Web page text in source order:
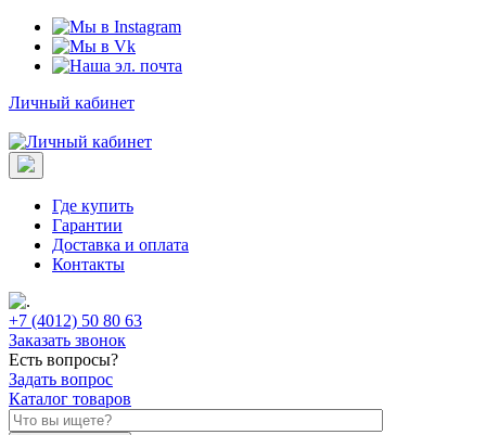
Личный кабинет
Где купить
Гарантии
Доставка и оплата
Контакты
+7 (4012) 50 80 63
Заказать звонок
Есть вопросы?
Задать вопрос
Каталог товаров